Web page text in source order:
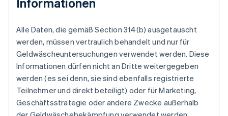
Alle Daten, die gemäß Section 314(b) ausgetauscht
werden, müssen vertraulich behandelt und nur für
Geldwäscheuntersuchungen verwendet werden. Diese
Informationen dürfen nicht an Dritte weitergegeben
werden (es sei denn, sie sind ebenfalls registrierte
Teilnehmer und direkt beteiligt) oder für Marketing,
Geschäftsstrategie oder andere Zwecke außerhalb